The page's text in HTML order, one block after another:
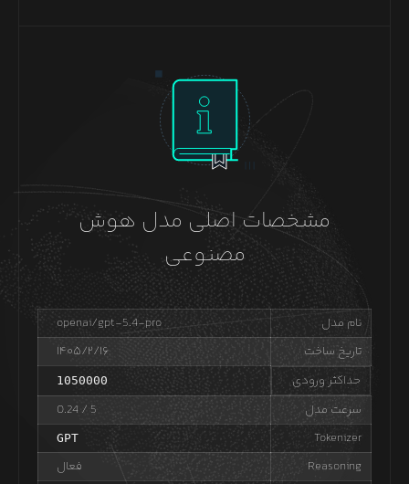
مشخصات اصلی مدل هوش
مصنوعی
نام مدل
openai/gpt-5.4-pro
تاریخ ساخت
۱۴۰۵/۲/۱۶
حداکثر ورودی
1050000
سرعت مدل 0.24 / 5
Tokenizer
GPT
Reasoning
فعال